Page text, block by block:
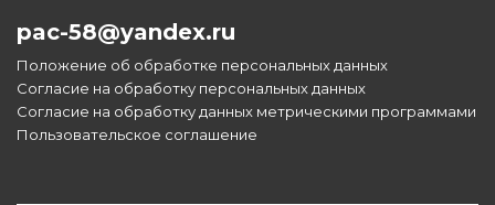
pac-58@yandex.ru
Положение об обработке персональных данных
Согласие на обработку персональных данных
Согласие на обработку данных метрическими программами
Пользовательское соглашение